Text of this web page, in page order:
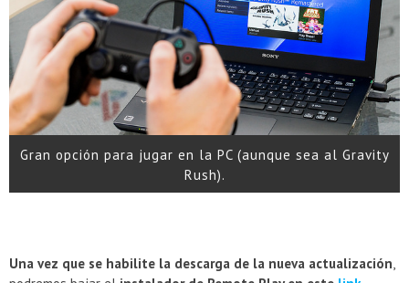
Gran opción para jugar en la PC (aunque sea al Gravity
Rush).
Una vez que se habilite la descarga de la nueva actualización,